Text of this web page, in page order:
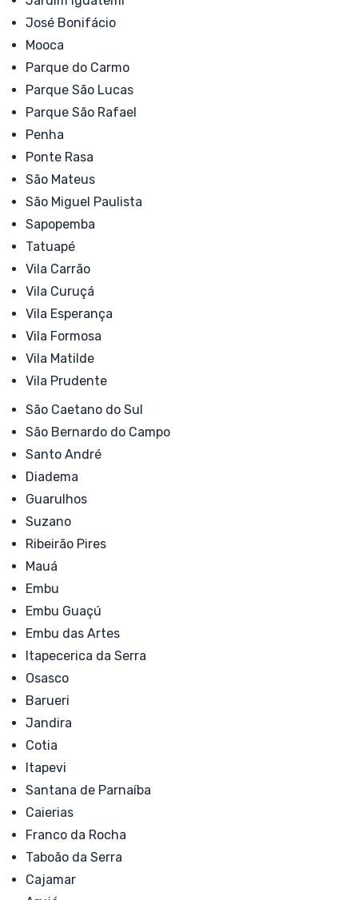
José Bonifácio
Mooca
Parque do Carmo
Parque São Lucas
Parque São Rafael
Penha
Ponte Rasa
São Mateus
São Miguel Paulista
Sapopemba
Tatuapé
Vila Carrão
Vila Curuçá
Vila Esperança
Vila Formosa
Vila Matilde
Vila Prudente
São Caetano do Sul
São Bernardo do Campo
Santo André
Diadema
Guarulhos
Suzano
Ribeirão Pires
Mauá
Embu
Embu Guaçú
Embu das Artes
Itapecerica da Serra
Osasco
Barueri
Jandira
Cotia
Itapevi
Santana de Parnaíba
Caierias
Franco da Rocha
Taboão da Serra
Cajamar